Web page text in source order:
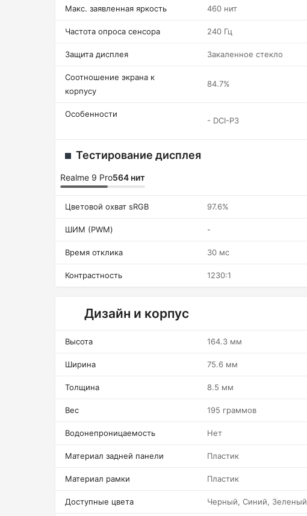
Макс. заявленная яркость 460 нит
Частота опроса сенсора 240 Гц
Защита дисплея Закаленное стекло
Соотношение экрана к
корпусу
84.7%
Особенности
- DCI-P3
Тестирование дисплея
Realme 9 Pro564 нит
Цветовой охват sRGB 97.6%
ШИМ (PWM) -
Время отклика 30 мс
Контрастность 1230:1
Дизайн и корпус
Высота 164.3 мм
Ширина 75.6 мм
Толщина 8.5 мм
Вес 195 граммов
Водонепроницаемость Нет
Материал задней панели Пластик
Материал рамки Пластик
Доступные цвета Черный, Синий, Зеленый